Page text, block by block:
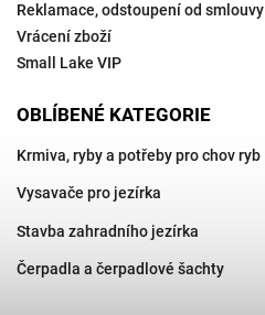
Reklamace, odstoupení od smlouvy
Vrácení zboží
Small Lake VIP
OBLÍBENÉ KATEGORIE
Krmiva, ryby a potřeby pro chov ryb
Vysavače pro jezírka
Stavba zahradního jezírka
Čerpadla a čerpadlové šachty